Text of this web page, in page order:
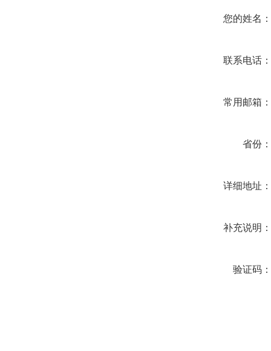
您的姓名
联系电话
常用邮箱
省份
详细地址
补充说明
验证码